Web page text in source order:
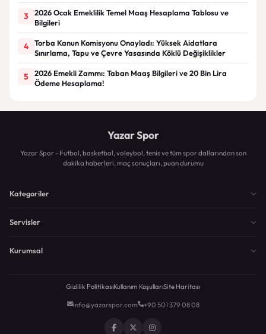
3
2026 Ocak Emeklilik Temel Maaş Hesaplama Tablosu ve
Bilgileri
4
Torba Kanun Komisyonu Onayladı: Yüksek Aidatlara
Sınırlama, Tapu ve Çevre Yasasında Köklü Değişiklikler
5
2026 Emekli Zammı: Taban Maaş Bilgileri ve 20 Bin Lira
Ödeme Hesaplama!
Yazar Spor
Yazar Spor - Futbol, basketbol, voleybol, tenis ve tüm spor dallarından son
dakika haberleri, maç sonuçları, puan durumu
Kategoriler
Servisler
Kurumsal
Gizlilik PolitikasıKullanım KoşullarıSite Haritası
info@yazarspor.com +90 501 379 08 08